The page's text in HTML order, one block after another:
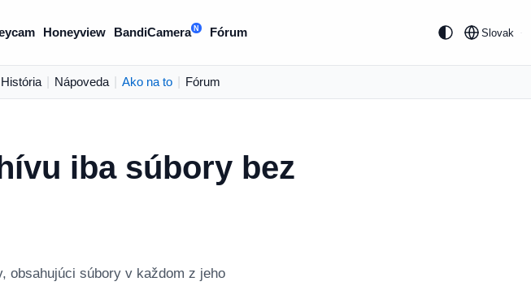
Honeyview BandiCamera N Fórum Slovak
História Nápoveda Ako na to Fórum
iba súbory bez
obsahujúci súbory v každom z jeho